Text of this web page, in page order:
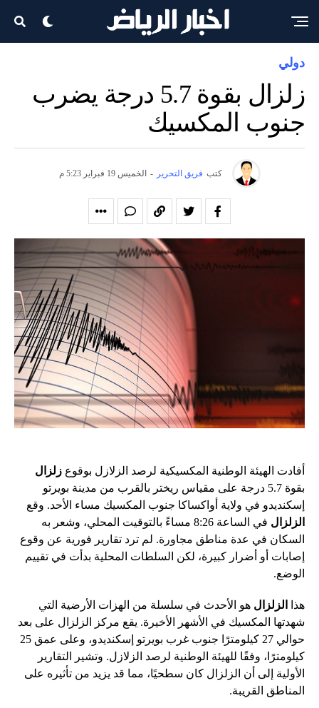
دولي
زلزال بقوة 5.7 درجة يضرب
جنوب المكسيك
كتب فريق التحرير - الخميس 19 فبراير 5:23 م
أفادت الهيئة الوطنية المكسيكية لرصد الزلازل بوقوع زلزال
بقوة 5.7 درجة على مقياس ريختر بالقرب من مدينة بويرتو
إسكنديدو في ولاية أواكساكا جنوب المكسيك مساء الأحد. وقع
الزلزال
في الساعة 8:26 مساءً بالتوقيت المحلي، وشعر به
السكان في عدة مناطق مجاورة. لم ترد تقارير فورية عن وقوع
إصابات أو أضرار كبيرة، لكن السلطات المحلية بدأت في تقييم
الوضع.
هذا الزلزال هو الأحدث في سلسلة من الهزات الأرضية التي
شهدتها المكسيك في الأشهر الأخيرة. يقع مركز الزلزال على بعد
حوالي 27 كيلومترًا جنوب غرب بويرتو إسكنديدو، وعلى عمق 25
كيلومترًا، وفقًا للهيئة الوطنية لرصد الزلازل. وتشير التقارير
الأولية إلى أن الزلزال كان سطحيًا، مما قد يزيد من تأثيره على
المناطق القريبة.